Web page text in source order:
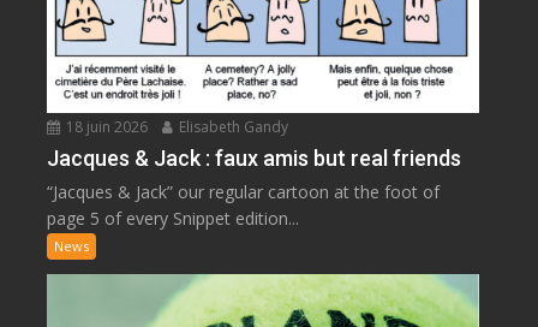
18 juin 2026 Elisabeth Gandy
Jacques & Jack : faux amis but real friends
“Jacques & Jack” our regular cartoon at the foot of
page 5 of every Snippet edition...
News